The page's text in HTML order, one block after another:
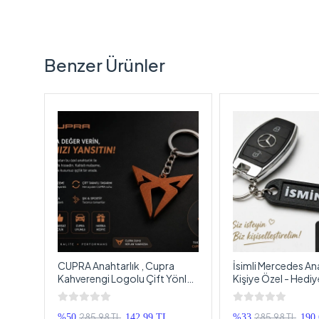
Benzer Ürünler
CUPRA Anahtarlık , Cupra
Kahverengi Logolu Çift Yönlü
Araç Anahtarlık - Cupra Araba
Anahtarlığı
285,98 TL
İsimli Mercedes
Kişiye Özel -
Araç Logolu
Mercedes Araba
285,98 TL